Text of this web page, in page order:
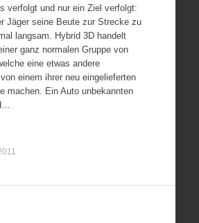
verfolgt und nur ein Ziel verfolgt:
Jäger seine Beute zur Strecke zu
langsam. Hybrid 3D handelt
ganz normalen Gruppe von
eine etwas andere
einem ihrer neu eingelieferten
machen. Ein Auto unbekannten